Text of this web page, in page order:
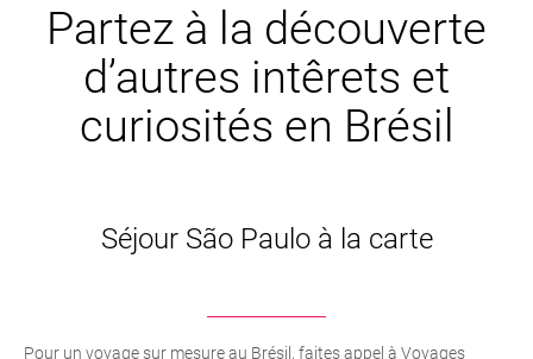
Partez à la découverte
d’autres intêrets et
curiosités en Brésil
Séjour São Paulo à la carte
Pour un voyage sur mesure au Brésil, faites appel à Voyages